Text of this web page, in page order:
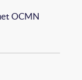
OCMN